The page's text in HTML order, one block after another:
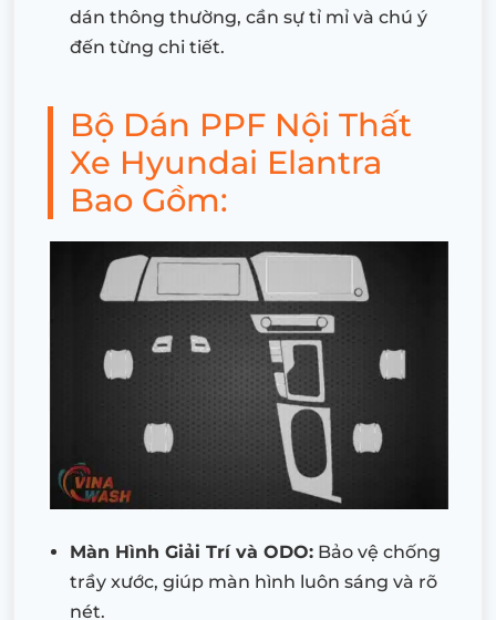
dán thông thường, cần sự tỉ mỉ và chú ý
đến từng chi tiết.
Bộ Dán PPF Nội Thất
Xe Hyundai Elantra
Bao Gồm:
Màn Hình Giải Trí và ODO: Bảo vệ chống
trầy xước, giúp màn hình luôn sáng và rõ
nét.